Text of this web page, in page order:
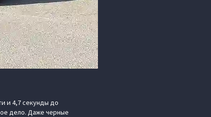
и 4,7 секунды до
дело. Даже черные